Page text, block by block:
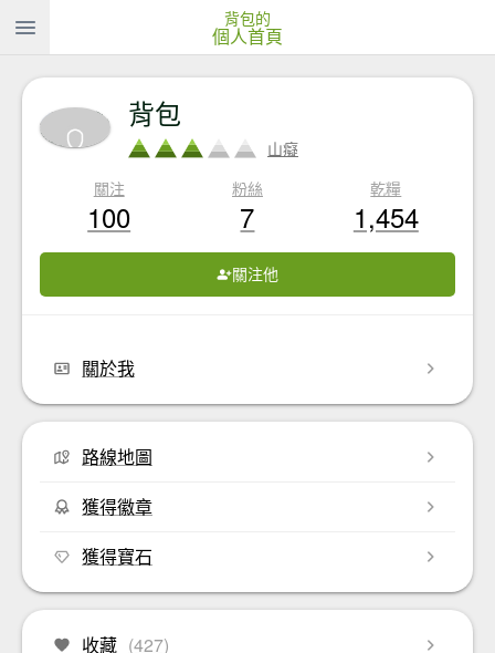
背包的
個人首頁
背包
山癡
關注
100
粉絲
7
乾糧
1,454
關注他
關於我
路線地圖
獲得徽章
獲得寶石
收藏 (427)